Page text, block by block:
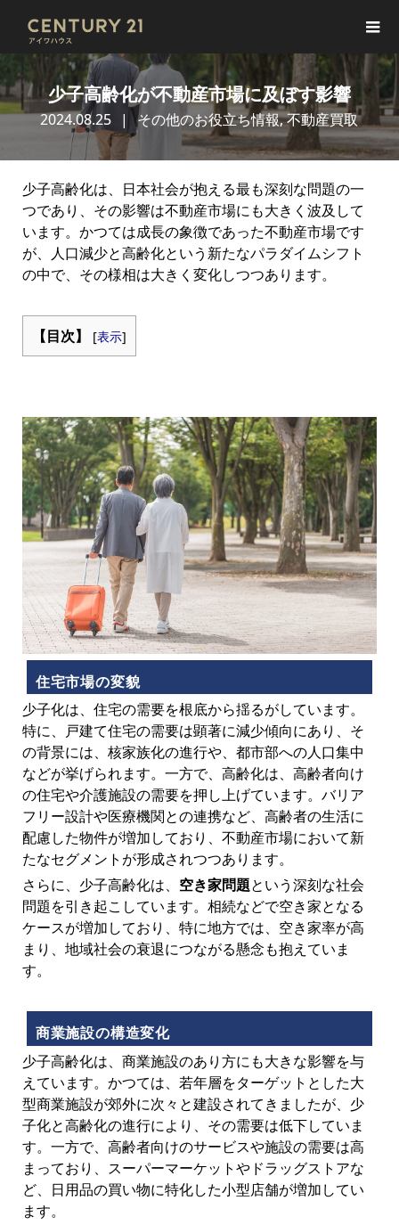
少子高齢化が不動産市場に及ぼす影響
2024.08.25 その他のお役立ち情報,不動産買取
少子高齢化は、日本社会が抱える最も深刻な問題の一
つであり、その影響は不動産市場にも大きく波及して
います。かつては成長の象徴であった不動産市場です
が、人口減少と高齢化という新たなパラダイムシフト
の中で、その様相は大きく変化しつつあります。
【目次】 [表示]
住宅市場の変貌
少子化は、住宅の需要を根底から揺るがしています。
特に、戸建て住宅の需要は顕著に減少傾向にあり、そ
の背景には、核家族化の進行や、都市部への人口集中
などが挙げられます。一方で、高齢化は、高齢者向け
の住宅や介護施設の需要を押し上げています。バリア
フリー設計や医療機関との連携など、高齢者の生活に
配慮した物件が増加しており、不動産市場において新
たなセグメントが形成されつつあります。
さらに、少子高齢化は、 空き家問題という深刻な社会
問題を引き起こしています。相続などで空き家となる
ケースが増加しており、特に地方では、空き家率が高
まり、地域社会の衰退につながる懸念も抱えていま
す。
商業施設の構造変化
少子高齢化は、商業施設のあり方にも大きな影響を与
えています。かつては、若年層をターゲットとした大
型商業施設が郊外に次々と建設されてきましたが、少
子化と高齢化の進行により、その需要は低下していま
す。一方で、高齢者向けのサービスや施設の需要は高
まっており、スーパーマーケットやドラッグストアな
ど、日用品の買い物に特化した小型店舗が増加してい
ます。